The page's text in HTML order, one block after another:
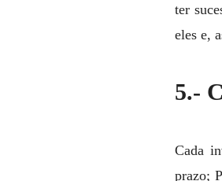
ter
eles e,
5.-
Cada
prazo;